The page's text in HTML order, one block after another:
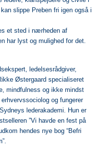
slippe Preben fri igen også i
et sted i nærheden af
har lyst og mulighed for det.
ledelsesrådgiver,
Østergaard specialiseret
mindfulness og ikke mindst
og fungerer
lederakademi. Hun er
”Vi havde en fest på
hendes nye bog “Befri